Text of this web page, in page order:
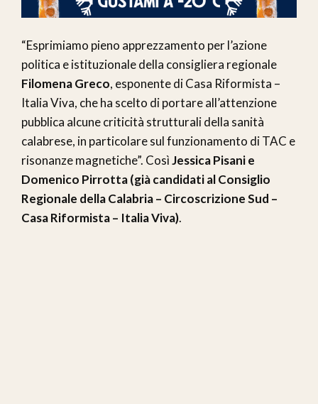
“Esprimiamo pieno apprezzamento per l’azione
politica e istituzionale della consigliera regionale
Filomena Greco, esponente di Casa Riformista –
Italia Viva, che ha scelto di portare all’attenzione
pubblica alcune criticità strutturali della sanità
calabrese, in particolare sul funzionamento di TAC e
risonanze magnetiche”. CosìJessica Pisani e
Domenico Pirrotta (già candidati al Consiglio
Regionale della Calabria – Circoscrizione Sud –
Casa Riformista – Italia Viva).